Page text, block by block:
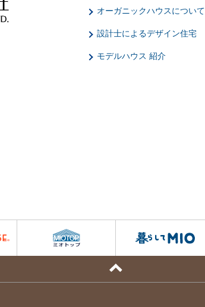
オーガニックハウスについて
設計士によるデザイン住宅
モデルハウス 紹介